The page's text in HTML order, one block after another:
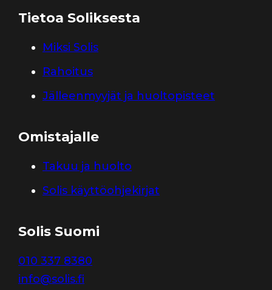
Tietoa Soliksesta
Miksi Solis
Rahoitus
Jälleenmyyjät ja huoltopisteet
Omistajalle
Takuu ja huolto
Solis käyttöohjekirjat
Solis Suomi
010 337 8380
info@solis.fi